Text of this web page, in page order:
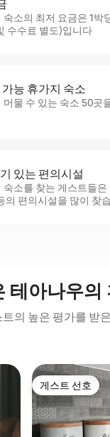
소의 최저 요금은 1박
수수료 별도)입니다
능 휴가지 숙소
물 수 있는 숙소 50곳
있는 편의시설
소를 찾는 게스트들은
의 편의시설을 많이 찾
테아나우의
의 높은 평가를 받
게스트 선호
게스트 선호